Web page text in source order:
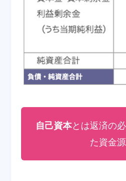
自己資本とは返済の
た資金